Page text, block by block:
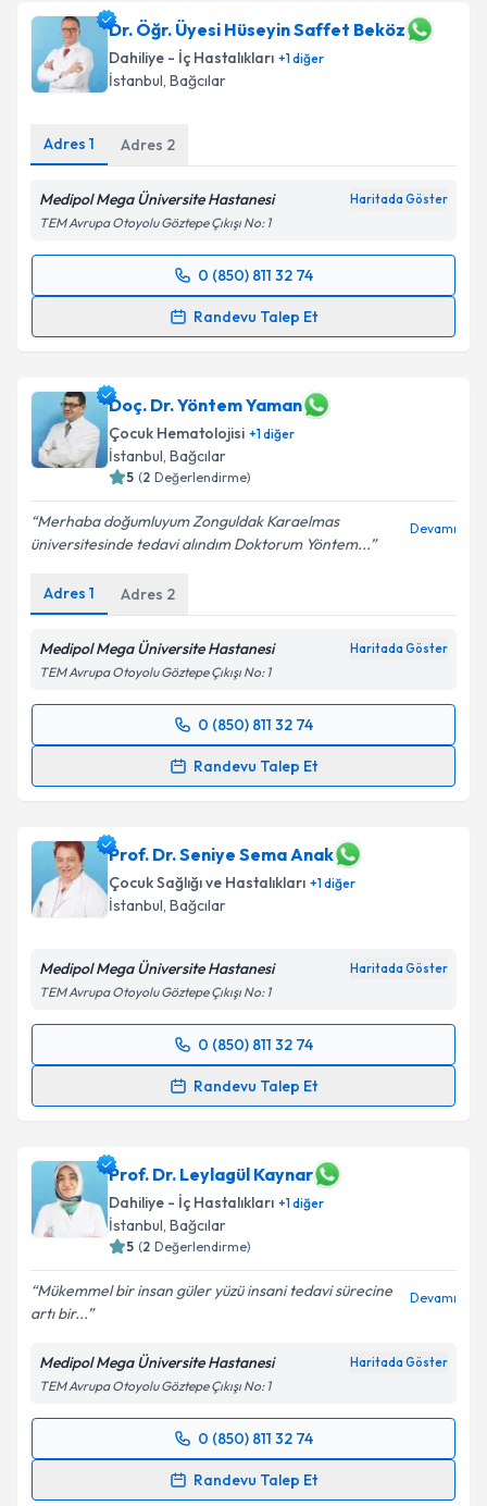
takvim hazırlandığında e-posta ile bilgilendireceğiz.
E-posta Adresiniz
Metni'ni okudum ve kişisel verilerimin belirtilen
kapsamda işlenmesini kabul ediyorum.
Takvim Talebini Gönder
Dr. Öğr. Üyesi Hüseyin Saffet Beköz
Dahiliye - İç Hastalıkları +1diğer
İstanbul, Bağcılar
Adres 1 Adres 2
Medipol Mega Üniversite Hastanesi Haritada Göster
TEM Avrupa Otoyolu Göztepe Çıkışı No: 1
0 (850) 811 32 74
Randevu Talep Et
Randevu Takvimi Talebi
almanız için bir takvim hazırlandığında e-posta ile
bilgilendireceğiz.
E-posta Adresiniz
Metni'ni okudum ve kişisel verilerimin belirtilen
kapsamda işlenmesini kabul ediyorum.
Takvim Talebini Gönder
Doç. Dr. Yöntem Yaman
Çocuk Hematolojisi +1diğer
İstanbul, Bağcılar
5 (2 Değerlendirme)
Merhaba doğumluyum Zonguldak Karaelmas
üniversitesinde tedavi alındım Doktorum Yöntem...
Devamı
Adres 1 Adres 2
Medipol Mega Üniversite Hastanesi Haritada Göster
TEM Avrupa Otoyolu Göztepe Çıkışı No: 1
0 (850) 811 32 74
Randevu Talep Et
Randevu Takvimi Talebi
takvim hazırlandığında e-posta ile bilgilendireceğiz.
E-posta Adresiniz
Kişisel verilerimin işlenmesine ilişkin
Metni'ni okudum ve kişisel verilerimin belirtilen
kapsamda işlenmesini kabul ediyorum.
Takvim Talebini Gönder
Prof. Dr. Seniye Sema Anak
Çocuk Sağlığı ve Hastalıkları +1diğer
İstanbul, Bağcılar
Medipol Mega Üniversite Hastanesi Haritada Göster
TEM Avrupa Otoyolu Göztepe Çıkışı No: 1
0 (850) 811 32 74
Randevu Talep Et
Randevu Takvimi Talebi
için bir takvim hazırlandığında e-posta ile
bilgilendireceğiz.
E-posta Adresiniz
Metni'ni okudum ve kişisel verilerimin belirtilen
kapsamda işlenmesini kabul ediyorum.
Takvim Talebini Gönder
Prof. Dr. Leylagül Kaynar
Dahiliye - İç Hastalıkları +1diğer
İstanbul, Bağcılar
5 (2 Değerlendirme)
Mükemmel bir insan güler yüzü insani tedavi sürecine
artı bir...
Devamı
Medipol Mega Üniversite Hastanesi Haritada Göster
TEM Avrupa Otoyolu Göztepe Çıkışı No: 1
0 (850) 811 32 74
Randevu Talep Et
Randevu Takvimi Talebi